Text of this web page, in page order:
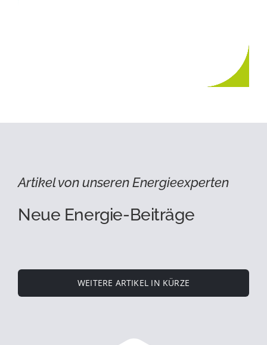
Artikel von unseren Energieexperten
Neue Energie-Beiträge
WEITERE ARTIKEL IN KÜRZE